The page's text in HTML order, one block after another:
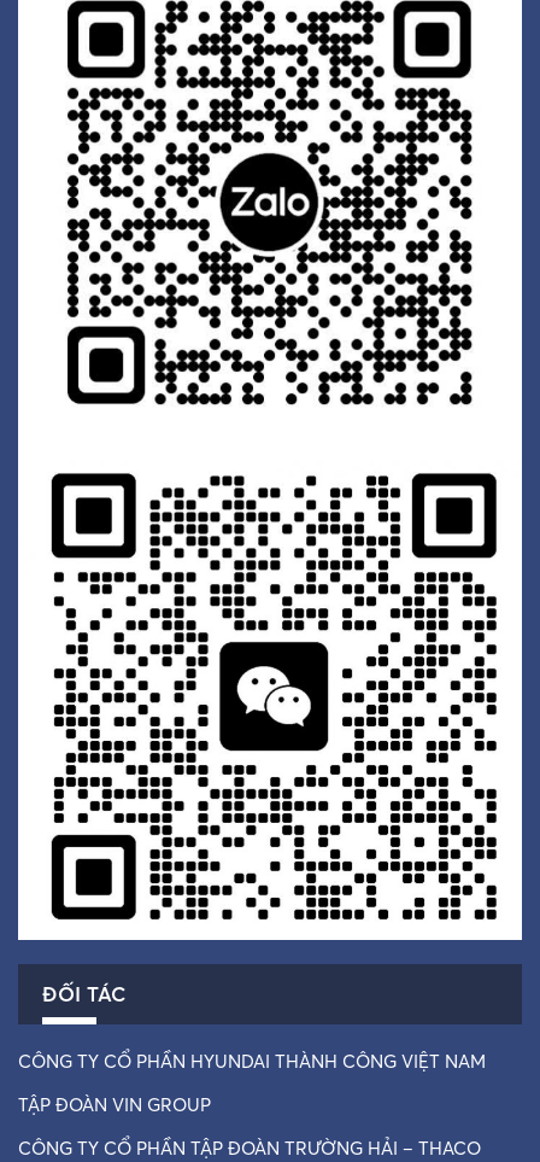
ĐỐI TÁC
CÔNG TY CỔ PHẦN HYUNDAI THÀNH CÔNG VIỆT NAM
TẬP ĐOÀN VIN GROUP
CÔNG TY CỔ PHẦN TẬP ĐOÀN TRƯỜNG HẢI – THACO